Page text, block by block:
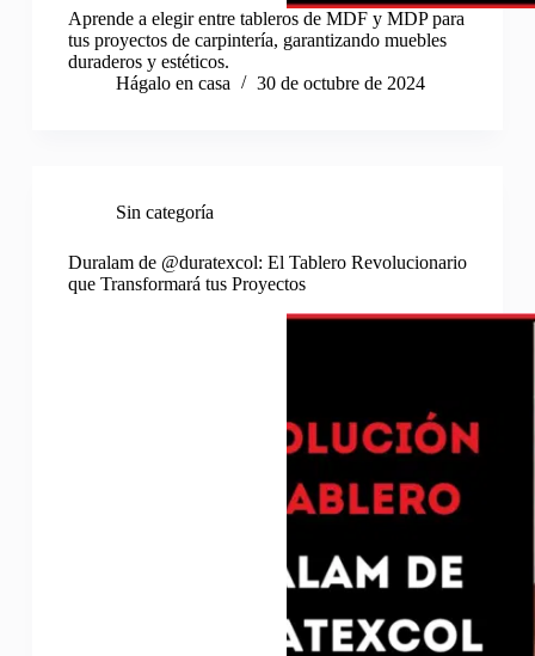
Aprende a elegir entre tableros de MDF y MDP para
tus proyectos de carpintería, garantizando muebles
duraderos y estéticos.
Hágalo en casa
30 de octubre de 2024
Sin categoría
Duralam de @duratexcol: El Tablero Revolucionario
que Transformará tus Proyectos